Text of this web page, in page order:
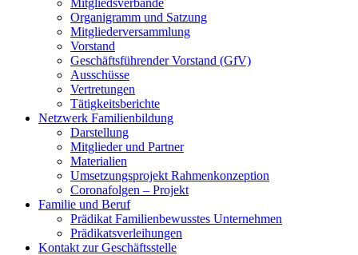
Mitgliedsverbände
Organigramm und Satzung
Mitgliederversammlung
Vorstand
Geschäftsführender Vorstand (GfV)
Ausschüsse
Vertretungen
Tätigkeitsberichte
Netzwerk Familienbildung
Darstellung
Mitglieder und Partner
Materialien
Umsetzungsprojekt Rahmenkonzeption
Coronafolgen – Projekt
Familie und Beruf
Prädikat Familienbewusstes Unternehmen
Prädikatsverleihungen
Kontakt zur Geschäftsstelle